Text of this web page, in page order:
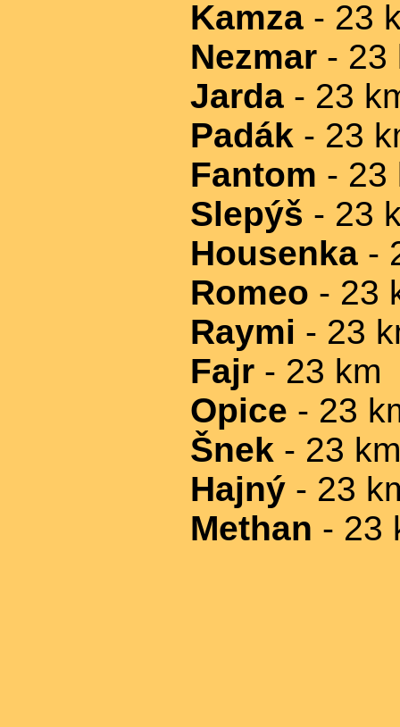
Kamza - 23
Nezmar - 23
Jarda - 23
Padák - 23
Fantom - 23
Slepýš - 23
Housenka -
Romeo - 23
Raymi - 23
Fajr - 23 km
Opice - 23
Šnek - 23 km
Hajný - 23
Methan - 23